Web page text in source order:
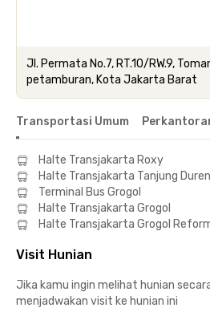
Jl. Permata No.7, RT.10/RW.9,
petamburan, Kota Jakarta Barat
Transportasi Umum
Halte Transjakarta Roxy
Halte Transjakarta Tanjung Duren
Terminal Bus Grogol
Halte Transjakarta Grogol
Halte Transjakarta Grogol
Visit Hunian
Jika kamu ingin melihat hunian
menjadwakan visit ke hunian ini